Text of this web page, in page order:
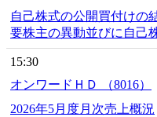
自己株式の公開買付けの
要株主の異動並びに自己
15:30
オンワードＨＤ （8016）
2026年5月度月次売上概況